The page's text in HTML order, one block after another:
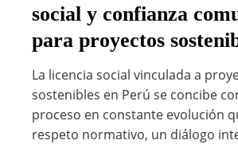
social y confianza
para proyectos
La licencia social vinculada a
sostenibles en Perú se concibe
proceso en constante evolución
respeto normativo, un diálogo